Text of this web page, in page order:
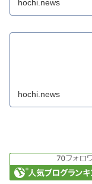
hochi.news
hochi.news